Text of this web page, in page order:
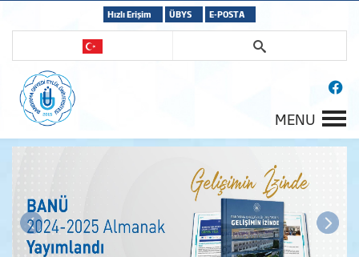
Hızlı Erişim ÜBYS E-POSTA
MENU